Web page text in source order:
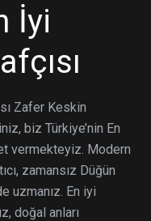
İyi
Zafer Keskin
biz Türkiye’nin En
vermekteyiz. Modern
zamansız Düğün
uzmanız. En iyi
doğal anları